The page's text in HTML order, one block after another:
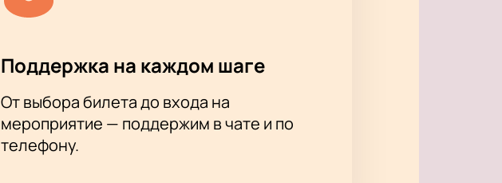
Поддержка на каждом шаге
От выбора билета до входа на
мероприятие — поддержим в чате и по
телефону.